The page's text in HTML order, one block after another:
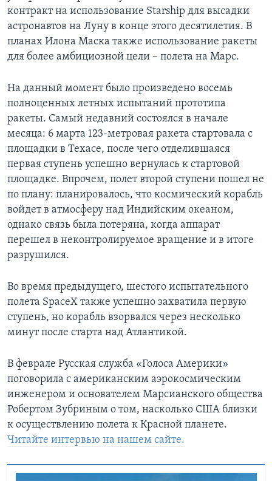
контракт на использование Starship для высадки
астронавтов на Луну в конце этого десятилетия. В
планах Илона Маска также использование ракеты
для более амбициозной цели – полета на Марс.
На данный момент было произведено восемь
полноценных летных испытаний прототипа
ракеты. Самый недавний состоялся в начале
месяца: 6 марта 123-метровая ракета стартовала с
площадки в Техасе, после чего отделившаяся
первая ступень успешно вернулась к стартовой
площадке. Впрочем, полет второй ступени пошел не
по плану: планировалось, что космический корабль
войдет в атмосферу над Индийским океаном,
однако связь была потеряна, когда аппарат
перешел в неконтролируемое вращение и в итоге
разрушился.
Во время предыдущего, шестого испытательного
полета SpaceX также успешно захватила первую
ступень, но корабль взорвался через несколько
минут после старта над Атлантикой.
В феврале Русская служба «Голоса Америки»
поговорила с американским аэрокосмическим
инженером и основателем Марсианского общества
Робертом Зубриным о том, насколько США близки
к осуществлению полета к Красной планете.
Читайте интервью на нашем сайте.